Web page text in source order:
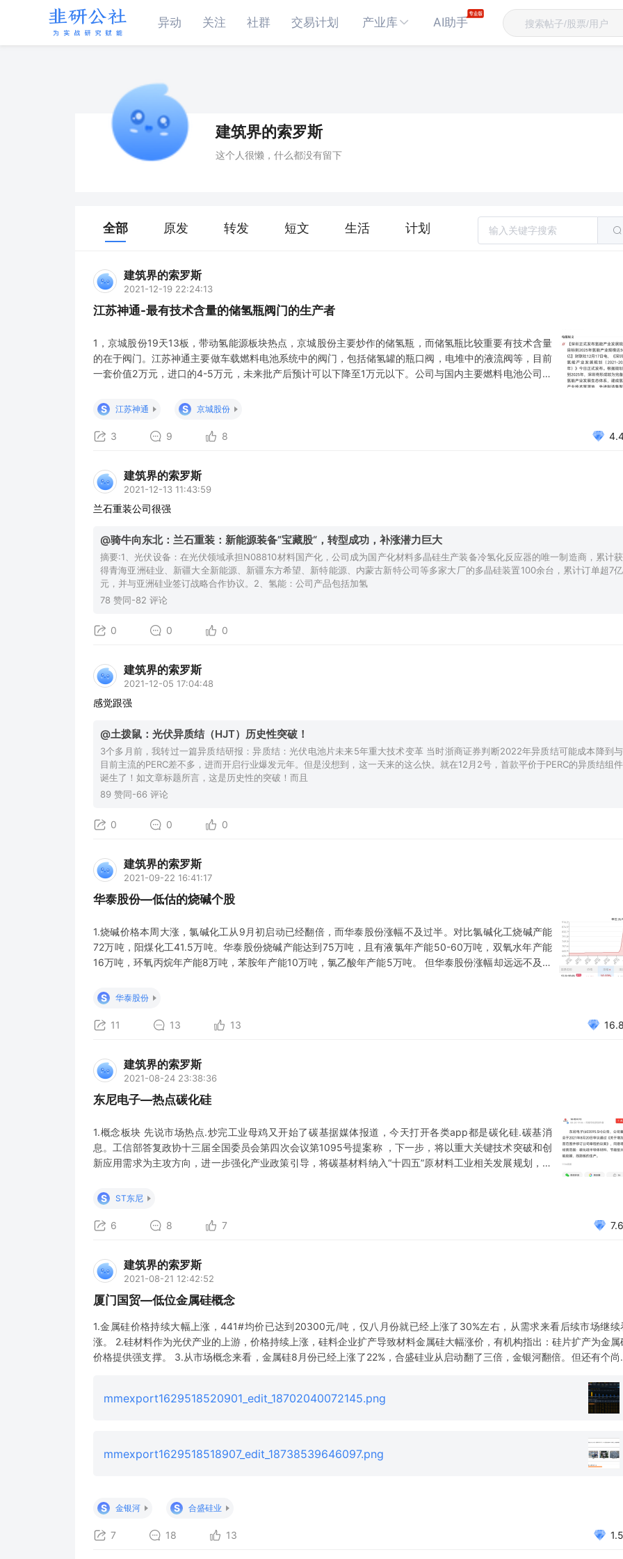
异动 关注 社群 交易计划 产业库 AI助手
建筑界的索罗斯
这个人很懒，什么都没有留下
全部 原发 转发 短文 生活 计划
建筑界的索罗斯
2021-12-19 22:24:13
江苏神通-最有技术含量的储氢瓶阀门的生产者
1，京城股份19天13板，带动氢能源板块热点，京城股份主要炒作的储氢瓶，而储氢瓶比较重要有技术含量
的在于阀门。江苏神通主要做车载燃料电池系统中的阀门，包括储氢罐的瓶口阀，电堆中的液流阀等，目前
一套价值2万元，进口的4-5万元，未来批产后预计可以下降至1万元以下。公司与国内主要燃料电池公司亿
参与，基本都是进口的。 2，氢能源持续迎来政策加持，万亿赛道逐步开启，12月18日氢能市场再赢利好深
圳发布氢能产业规
S 江苏神通 S 京城股份
3 9 8
建筑界的索罗斯
2021-12-13 11:43:59
兰石重装公司很强
@骑牛向东北：兰石重装：新能源装备”宝藏股“，转型成功，补涨潜力巨大
摘要:1、光伏设备：在光伏领域承担N08810材料国产化，公司成为国产化材料多晶硅生产装备冷氢化反应器的唯一制造商，累计获
得青海亚洲硅业、新疆大全新能源、新疆东方希望、新特能源、内蒙古新特公司等多家大厂的多晶硅装置100余台，累计订单超7亿
元，并与亚洲硅业签订战略合作协议。2、氢能：公司产品包括加氢
78 赞同-82 评论
0 0 0
建筑界的索罗斯
2021-12-05 17:04:48
感觉跟强
@土拨鼠：光伏异质结（HJT）历史性突破！
3个多月前，我转过一篇异质结研报：异质结：光伏电池片未来5年重大技术变革 当时浙商证券判断2022年异质结可能成本降到与
目前主流的PERC差不多，进而开启行业爆发元年。但是没想到，这一天来的这么快。就在12月2号，首款平价于PERC的异质结组件
诞生了！如文章标题所言，这是历史性的突破！而且
89 赞同-66 评论
0 0 0
建筑界的索罗斯
2021-09-22 16:41:17
华泰股份—低估的烧碱个股
1.烧碱价格本周大涨，氯碱化工从9月初启动已经翻倍，而华泰股份涨幅不及过半。对比氯碱化工烧碱产能
72万吨，阳煤化工41.5万吨。华泰股份烧碱产能达到75万吨，且有液氯年产能50-60万吨，双氧水年产能
16万吨，环氧丙烷年产能8万吨，苯胺年产能10万吨，氯乙酸年产能5万吨。 但华泰股份涨幅却远远不及其
重被低估，伴随着各地限产，烧碱价格还会逐步上升，同时华泰也拥有液氯、环氧丙烷等高高涨价产能。华
泰盈利
S 华泰股份
11 13 13
建筑界的索罗斯
2021-08-24 23:38:36
东尼电子—热点碳化硅
1.概念板块 先说市场热点.炒完工业母鸡又开始了碳基据媒体报道，今天打开各类app都是碳化硅.碳基消
息。工信部答复政协十三届全国委员会第四次会议第1095号提案称 ，下一步，将以重大关键技术突破和创
新应用需求为主攻方向，进一步强化产业政策引导，将碳基材料纳入“十四五”原材料工业相关发展规划，并
攻克“卡脖子”品种，提高碳基新材料等产品质量，推进产业基础高级化、产业链现代化。 碳化硅相较于传统
半导体硅材料
S ST东尼
6 8 7
建筑界的索罗斯
2021-08-21 12:42:52
厦门国贸—低位金属硅概念
1.金属硅价格持续大幅上涨，441#均价已达到20300元/吨，仅八月份就已经上涨了30%左右，从需求来看后续市场继续
涨。 2.硅材料作为光伏产业的上游，价格持续上涨，硅料企业扩产导致材料金属硅大幅涨价，有机构指出：硅片扩产为金属
价格提供强支撑。 3.从市场概念来看，金属硅8月份已经上涨了22%，合盛硅业从启动翻了三倍，金银河翻倍。但还有个尚
mmexport1629518520901_edit_18702040072145.png
mmexport1629518518907_edit_18738539646097.png
S 金银河 S 合盛硅业
7 18 13